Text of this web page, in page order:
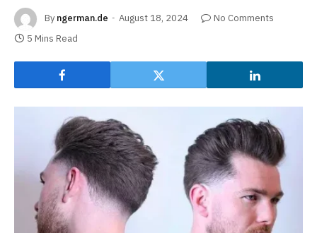
By ngerman.de August 18, 2024
No Comments
5 Mins Read